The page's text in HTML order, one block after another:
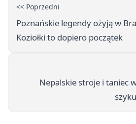
<< Poprzedni
Poznańskie legendy ożyją w
Koziołki to dopiero początek
Nepalskie stroje i taniec